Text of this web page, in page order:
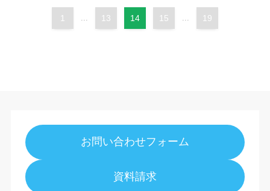
1 ... 13 14 15 ... 19
お問い合わせフォーム
資料請求